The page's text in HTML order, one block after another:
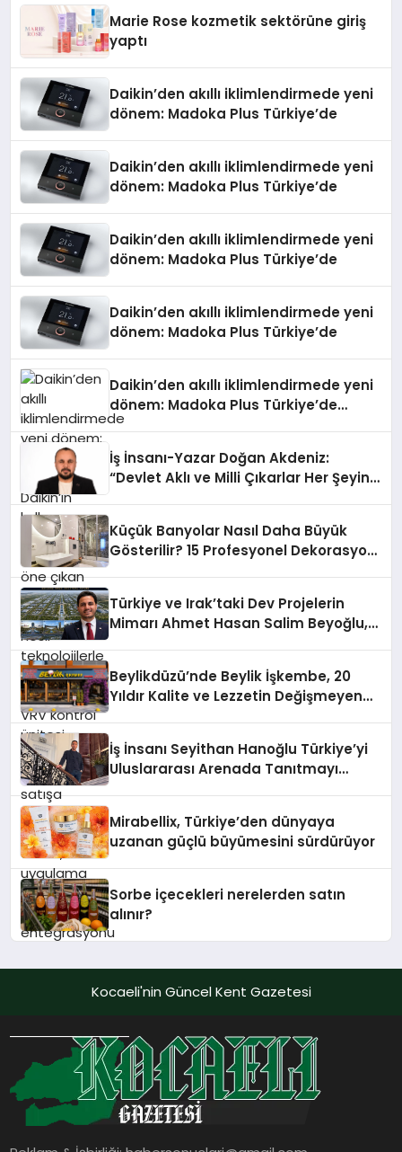
Marie Rose kozmetik sektörüne giriş
yaptı
Daikin’den akıllı iklimlendirmede yeni
dönem: Madoka Plus Türkiye’de
Daikin’den akıllı iklimlendirmede yeni
dönem: Madoka Plus Türkiye’de
Daikin’den akıllı iklimlendirmede yeni
dönem: Madoka Plus Türkiye’de
Daikin’den akıllı iklimlendirmede yeni
dönem: Madoka Plus Türkiye’de
Daikin’den akıllı iklimlendirmede yeni
dönem: Madoka Plus Türkiye’de
Daikin’in kullanıcı dostu tasarımıyla
teknolojilerle donatılmış son modeli
VRV kontrol ünitesi Madoka Plus
Türkiye’de satışa sunuldu. Tam
dokunmatik ekranı, mobil uygulama
desteği ve akıllı sensör entegrasyonu
sayesinde iklimlendirme sistemlerinin
yönetimini daha kolay, konforlu ve
verimli hale getiriyor. Enerji
verimliliğini artırırken modern yaşam
İş İnsanı-Yazar Doğan Akdeniz:
“Devlet Aklı ve Milli Çıkarlar Her Şeyin
Küçük Banyolar Nasıl Daha Büyük
Gösterilir? 15 Profesyonel Dekorasyon
Türkiye ve Irak’taki Dev Projelerin
Mimarı Ahmet Hasan Salim Beyoğlu,
Hayata Geçirecek
Beylikdüzü’nde Beylik İşkembe, 20
Yıldır Kalite ve Lezzetin Değişmeyen
İş İnsanı Seyithan Hanoğlu Türkiye’yi
Uluslararası Arenada Tanıtmayı
Mirabellix, Türkiye’den dünyaya
uzanan güçlü büyümesini sürdürüyor
Sorbe içecekleri nerelerden satın
alınır?
Kocaeli'nin Güncel Kent Gazetesi